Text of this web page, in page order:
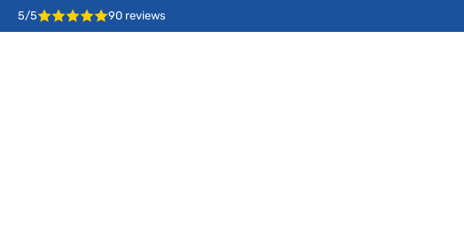
5/5 90 reviews